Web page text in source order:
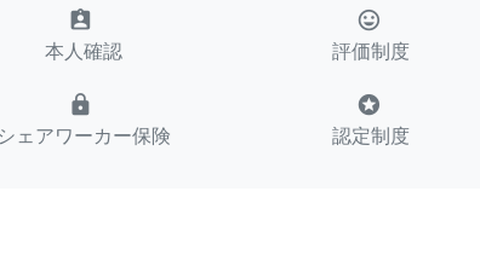
assignment_ind
本人確認
tag_faces
評価制度
lock
シェアワーカー保険
stars
認定制度